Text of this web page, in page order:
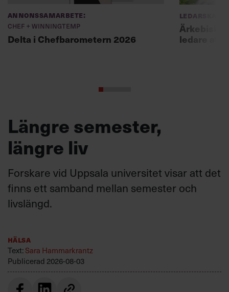
Annonssamarbete:
Chef + Winningtemp
Delta i Chefbarometern 2026
Ledarskap
ledare att
Längre semester,
längre liv
Forskare vid Uppsala universitet visar att det
finns ett samband mellan semester och
livslängd.
Hälsa
Text: Sara Hammarkrantz
Publicerad 2026-08-03